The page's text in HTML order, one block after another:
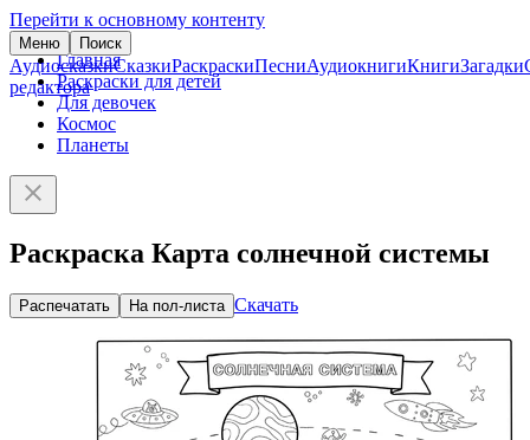
Перейти к основному контенту
Меню Поиск
АудиосказкиСказкиРаскраскиПесниАудиокнигиКнигиЗагадки
редактора
Главная
Раскраски для детей
Для девочек
Космос
Планеты
Раскраска Карта солнечной системы
Распечатать На пол-листа Скачать